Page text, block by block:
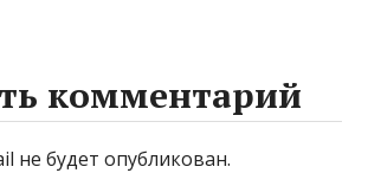
комментарий
не будет опубликован.